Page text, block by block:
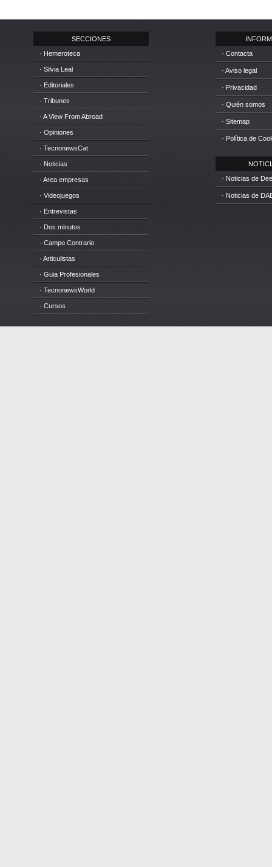
SECCIONES
· Hemeroteca
· Silvia Leal
· Editoriales
· Tribunes
· A View From Abroad
· Opiniones
· TecnonewsCat
· Noticias
· Area empresas
· Videojuegos
· Entrevistas
· Dos minutos
· Campo Contrario
· Articulistas
· Guia Profesionales
· TecnonewsWorld
· Cursos
· Contacta
· Aviso legal
· Privacidad
· Quién somos
· Sitemap
· Política de
· Noticias de
· Noticias de